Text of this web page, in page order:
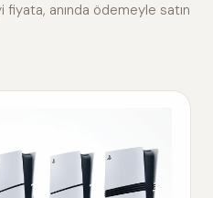
Alım
fiyata, anında ödemeyle satın